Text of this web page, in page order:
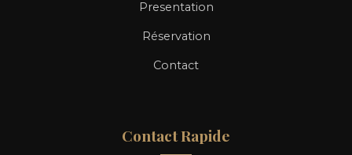
Presentation
Réservation
Contact
Contact Rapide